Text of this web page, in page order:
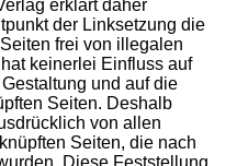
erklärt daher
der Linksetzung die
frei von illegalen
keinerlei Einfluss auf
und auf die
Seiten. Deshalb
von allen
Seiten, die nach
Diese Feststellung